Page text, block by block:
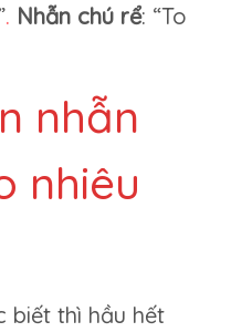
. Nhẫn chú rể: “To
nhẫn
nhiêu
biết thì hầu hết